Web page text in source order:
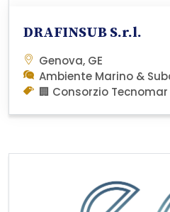
DRAFINSUB S.r.l.
Genova, GE
Ambiente Marino &
🏢 Consorzio Tecnomar